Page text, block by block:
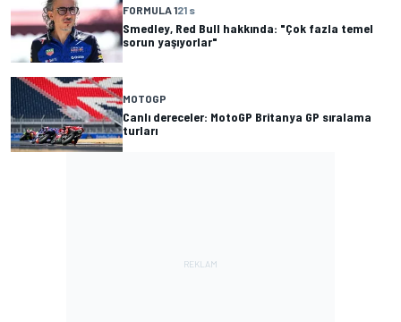
FORMULA 121 s
Smedley, Red Bull hakkında: "Çok fazla temel
sorun yaşıyorlar"
MOTOGP
Canlı dereceler: MotoGP Britanya GP sıralama
turları